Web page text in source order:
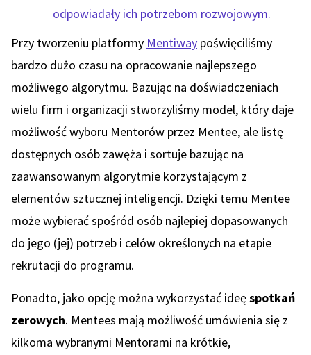
odpowiadały ich potrzebom rozwojowym.
Przy tworzeniu platformy Mentiway poświęciliśmy
bardzo dużo czasu na opracowanie najlepszego
możliwego algorytmu. Bazując na doświadczeniach
wielu firm i organizacji stworzyliśmy model, który daje
możliwość wyboru Mentorów przez Mentee, ale listę
dostępnych osób zawęża i sortuje bazując na
zaawansowanym algorytmie korzystającym z
elementów sztucznej inteligencji. Dzięki temu Mentee
może wybierać spośród osób najlepiej dopasowanych
do jego (jej) potrzeb i celów określonych na etapie
rekrutacji do programu.
Ponadto, jako opcję można wykorzystać ideęspotkań
zerowych. Mentees mają możliwość umówienia się z
kilkoma wybranymi Mentorami na krótkie,